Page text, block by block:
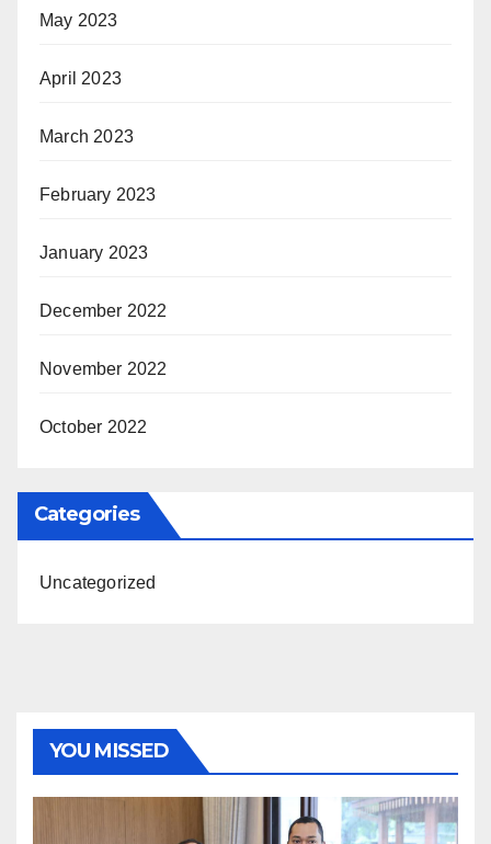
May 2023
April 2023
March 2023
February 2023
January 2023
December 2022
November 2022
October 2022
Categories
Uncategorized
YOU MISSED